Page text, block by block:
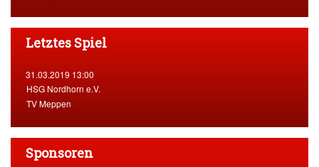
Letztes Spiel
31.03.2019 13:00
HSG Nordhorn e.V.
TV Meppen
Sponsoren